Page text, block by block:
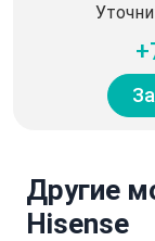
Другие
Hisense